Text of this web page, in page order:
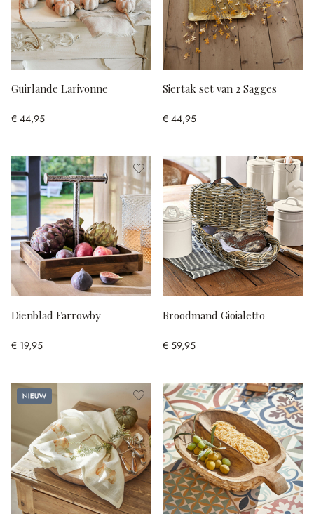
Guirlande Larivonne
€ 44,95
Siertak set van 2 Sagges
€ 44,95
Dienblad Farrowby
€ 19,95
Broodmand Gioialetto
€ 59,95
Nieuw